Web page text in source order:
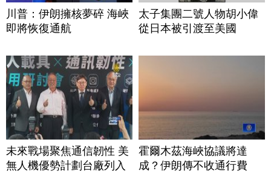
川普：伊朗擁核夢碎 海峽
即將恢復通航
太子集團二號人物胡小偉
從日本被引渡至美國
未來戰場聚焦通信韌性 美
無人機優勢計劃台廠列入
霍爾木茲海峽協議將達
成？伊朗傳不收通行費